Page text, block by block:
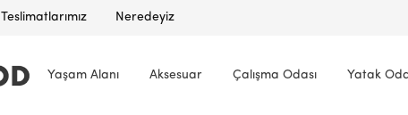
Teslimatlarımız Neredeyiz
Yaşam Alanı Aksesuar Çalışma Odası Yatak